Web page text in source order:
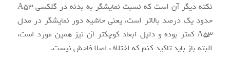
نکته دیگر آن است که نسبت نمایشگر به بدنه در گلکسی A53
حدود یک درصد بالاتر است، یعنی حاشیه دور نمایشگر در مدل
A53 کمتر بوده و دلیل ابعاد کوچکتر آن نیز همین مورد است،
البته باز باید تاکید کنم که اختلاف اصلا فاحش نیست.